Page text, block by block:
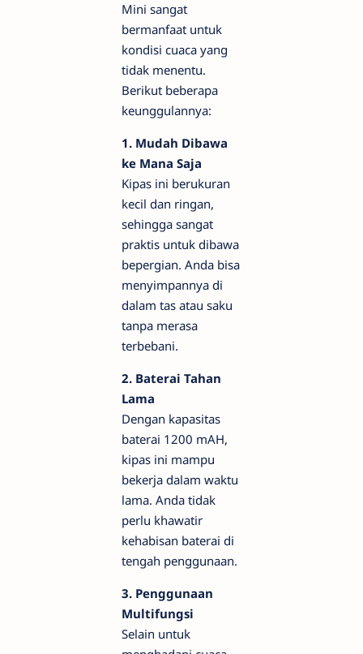
Mini sangat
bermanfaat untuk
kondisi cuaca yang
tidak menentu.
Berikut beberapa
keunggulannya:
1. Mudah Dibawa
ke Mana Saja
Kipas ini berukuran
kecil dan ringan,
sehingga sangat
praktis untuk dibawa
bepergian. Anda bisa
menyimpannya di
dalam tas atau saku
tanpa merasa
terbebani.
2. Baterai Tahan
Lama
Dengan kapasitas
baterai 1200 mAH,
kipas ini mampu
bekerja dalam waktu
lama. Anda tidak
perlu khawatir
kehabisan baterai di
tengah penggunaan.
3. Penggunaan
Multifungsi
Selain untuk